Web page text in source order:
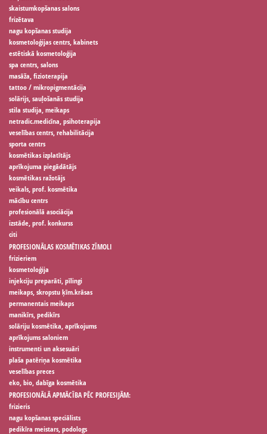
skaistumkopšanas salons
frizētava
nagu kopšanas studija
kosmetoloģijas centrs, kabinets
estētiskā kosmetoloģija
spa centrs, salons
masāža, fizioterapija
tattoo / mikropigmentācija
solārijs, sauļošanās studija
stila studija, meikaps
netradic.medicīna, psihoterapija
veselības centrs, rehabilitācija
sporta centrs
kosmētikas izplatītājs
aprīkojuma piegādātājs
kosmētikas ražotājs
veikals, prof. kosmētika
mācību centrs
profesionālā asociācija
izstāde, prof. konkurss
citi
PROFESIONĀLAS KOSMĒTIKAS ZĪMOLI
frizieriem
kosmetoloģija
injekciju preparāti, pīlingi
meikaps, skropstu ķīm.krāsas
permanentais meikaps
manikīrs, pedikīrs
solāriju kosmētika, aprīkojums
aprīkojums saloniem
instrumenti un aksesuāri
plaša patēriņa kosmētika
veselības preces
eko, bio, dabīga kosmētika
PROFESIONĀLĀ APMĀCĪBA PĒC PROFESIJĀM:
frizieris
nagu kopšanas speciālists
pedikīra meistars, podologs